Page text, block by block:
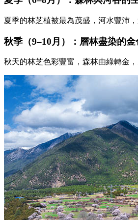
夏季的林芝植被最為茂盛，河水豐沛
秋季（9–10月）：層林盡染的
秋天的林芝色彩豐富，森林由綠轉金